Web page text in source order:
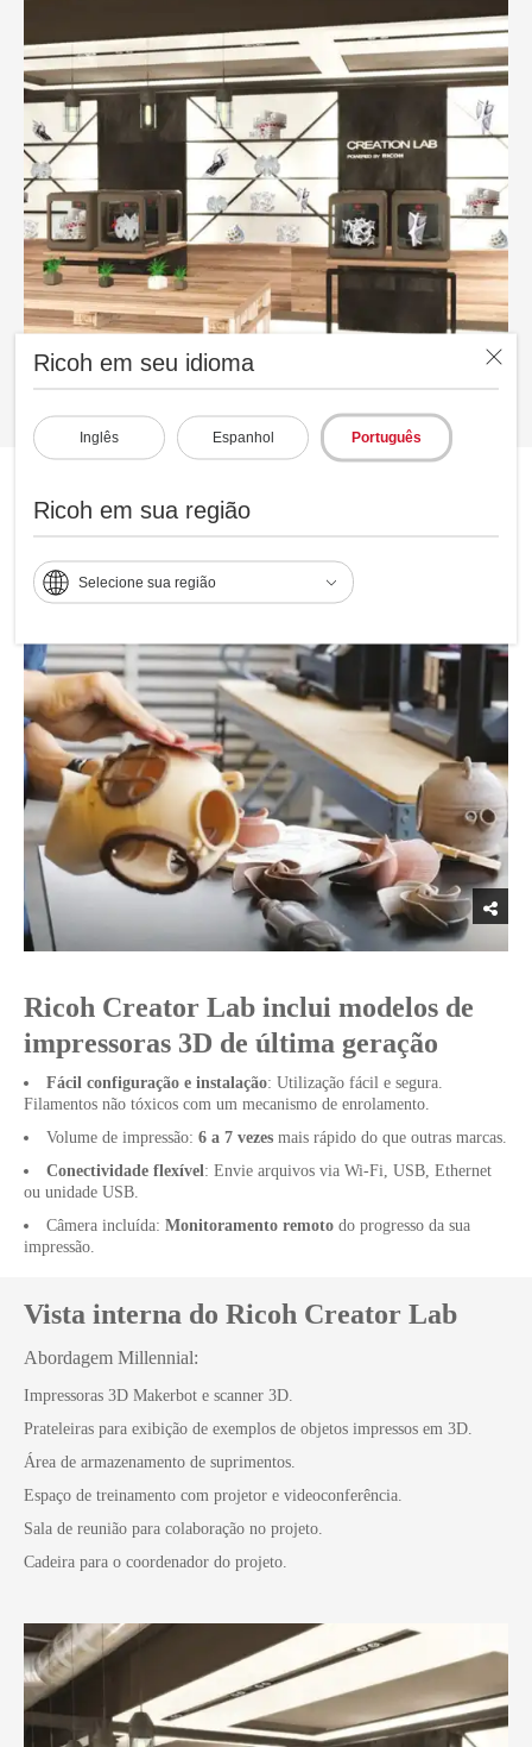
Ricoh em seu idioma
Inglês Espanhol Português
Ricoh em sua região
Selecione sua região
Ricoh Creator Lab inclui modelos de
impressoras 3D de última geração
Fácil configuração e instalação: Utilização fácil e segura.
Filamentos não tóxicos com um mecanismo de enrolamento.
Volume de impressão: 6 a 7 vezes mais rápido do que outras marcas.
Conectividade flexível : Envie arquivos via Wi-Fi, USB, Ethernet
ou unidade USB.
Câmera incluída: Monitoramento remoto do progresso da sua
impressão.
Vista interna do Ricoh Creator Lab
Abordagem Millennial:
Impressoras 3D Makerbot e scanner 3D.
Prateleiras para exibição de exemplos de objetos impressos em 3D.
Área de armazenamento de suprimentos.
Espaço de treinamento com projetor e videoconferência.
Sala de reunião para colaboração no projeto.
Cadeira para o coordenador do projeto.